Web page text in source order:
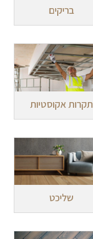
בריקים
תקרות אקוסטיות
שליכט